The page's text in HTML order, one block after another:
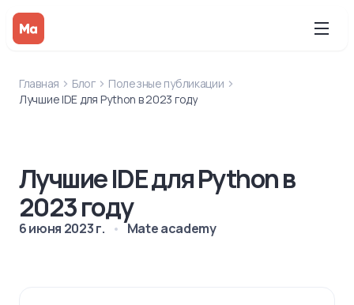
Главная Блог
Полезные публикации
Лучшие IDE для Python в 2023 году
Лучшие IDE для Python в
2023 году
6 июня 2023 г. Mate academy